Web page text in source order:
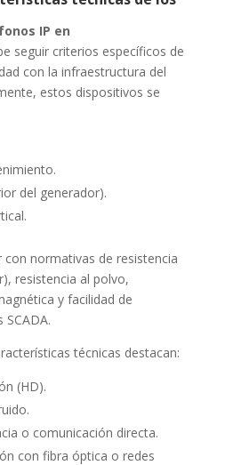
IP en
seguir criterios específicos de
con la infraestructura del
estos dispositivos se
del generador).
con normativas de resistencia
resistencia al polvo,
y facilidad de
técnicas destacan:
(HD).
o comunicación directa.
con fibra óptica o redes